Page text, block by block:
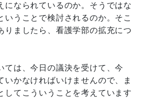
になられているのか。そうではな
いうことで検討されるのか。そこ
りましたら、看護学部の拡充につ
は、今日の議決を受けて、今
いかなければいけませんので、ま
してこういうことを考えています